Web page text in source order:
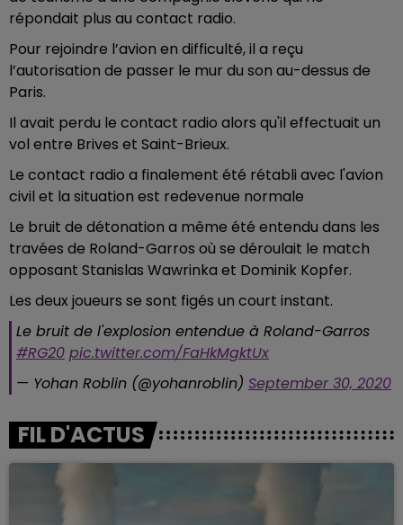
répondait plus au contact radio.
Pour rejoindre l’avion en difficulté, il a reçu
l’autorisation de passer le mur du son au-dessus de
Paris.
Il avait perdu le contact radio alors qu'il effectuait un
vol entre Brives et Saint-Brieux.
Le contact radio a finalement été rétabli avec l'avion
civil et la situation est redevenue normale
Le bruit de détonation a même été entendu dans les
travées de Roland-Garros où se déroulait le match
opposant Stanislas Wawrinka et Dominik Kopfer.
Les deux joueurs se sont figés un court instant.
Le bruit de l'explosion entendue à Roland-Garros
#RG20 pic.twitter.com/FaHkMgktUx
— Yohan Roblin (@yohanroblin) September 30, 2020
FIL D'ACTUS